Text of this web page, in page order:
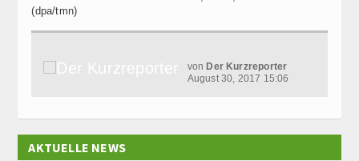
(dpa/tmn)
von Der Kurzreporter
August 30, 2017 15:06
AKTUELLE NEWS